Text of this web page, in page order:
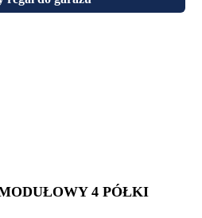
4 PÓŁKI